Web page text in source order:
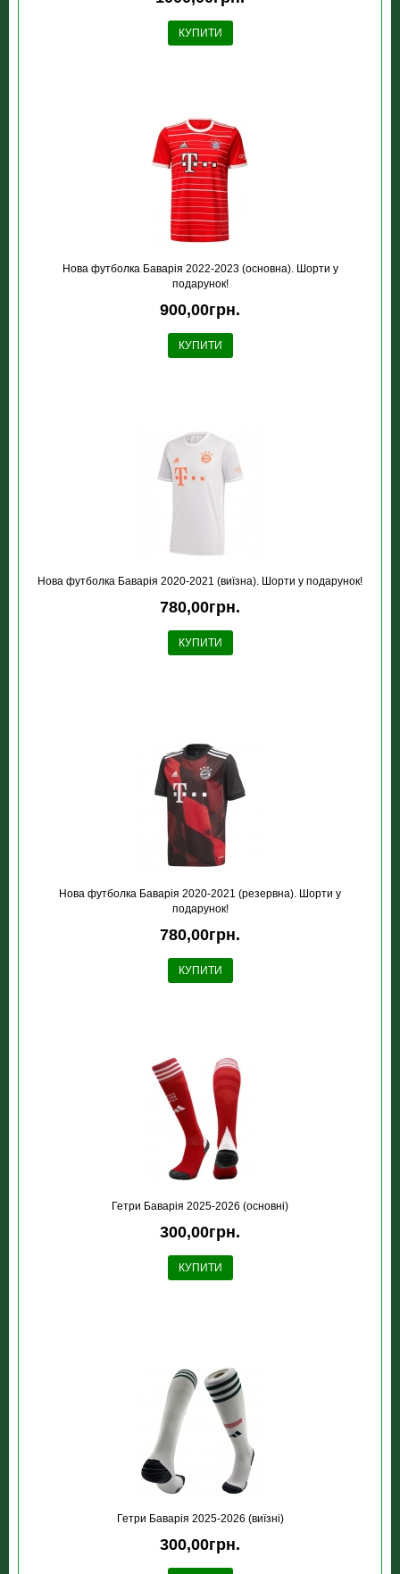
КУПИТИ
Нова футболка Баварія 2022-2023 (основна). Шорти у
подарунок!
900,00грн.
КУПИТИ
Нова футболка Баварія 2020-2021 (виїзна). Шорти у подарунок!
780,00грн.
КУПИТИ
Нова футболка Баварія 2020-2021 (резервна). Шорти у
подарунок!
780,00грн.
КУПИТИ
Гетри Баварія 2025-2026 (основні)
300,00грн.
КУПИТИ
Гетри Баварія 2025-2026 (виїзні)
300,00грн.